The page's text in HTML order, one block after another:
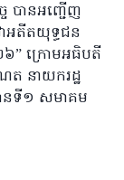
បានអញ្ជើញ
អតីតយុទ្ធជន
៦” ក្រោមអធិបតី
ត នាយករដ្ឋ
ានទី១ សមាគម